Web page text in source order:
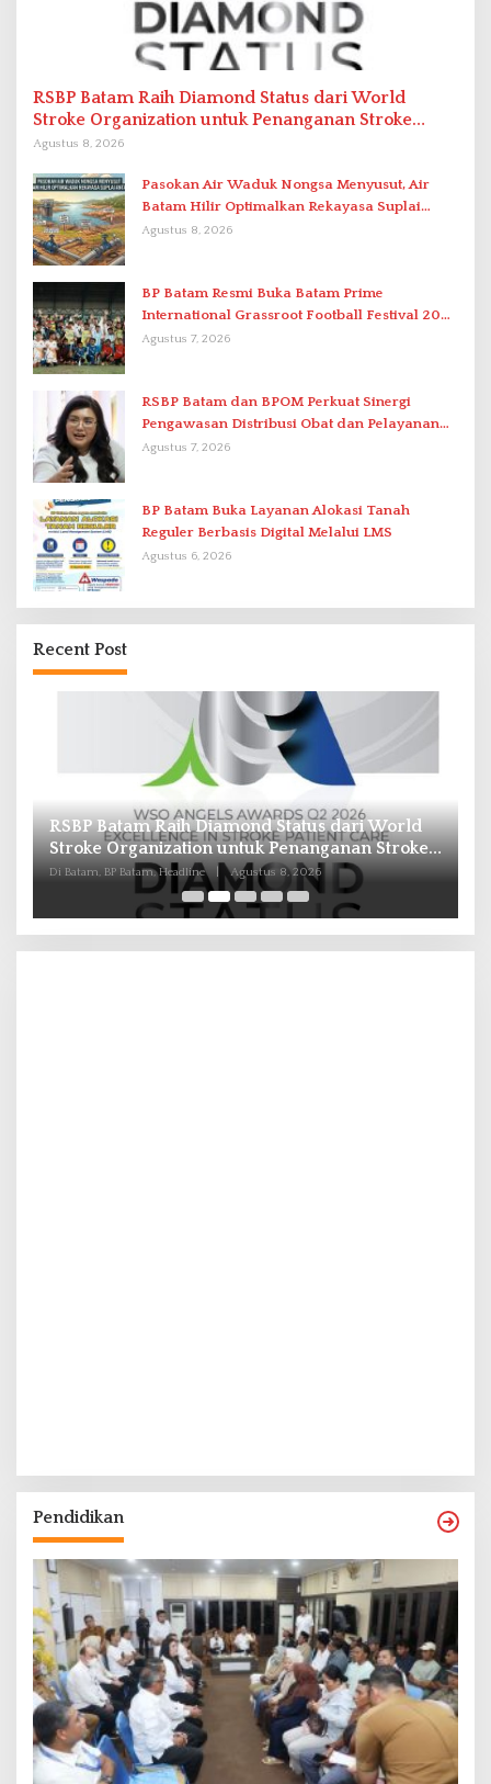
RSBP Batam Raih Diamond Status dari World
Stroke Organization untuk Penanganan Stroke
Berstandar Internasional
Agustus 8, 2026
Pasokan Air Waduk Nongsa Menyusut, Air
Batam Hilir Optimalkan Rekayasa Suplai
Antar-IPAM
Agustus 8, 2026
BP Batam Resmi Buka Batam Prime
International Grassroot Football Festival 2026
di Stadion Temenggung Abdul Jamal
Agustus 7, 2026
RSBP Batam dan BPOM Perkuat Sinergi
Pengawasan Distribusi Obat dan Pelayanan
Kefarmasian
Agustus 7, 2026
BP Batam Buka Layanan Alokasi Tanah
Reguler Berbasis Digital Melalui LMS
Agustus 6, 2026
Recent Post
RSBP Batam Raih Diamond Status dari World
Stroke Organization untuk Penanganan Stroke
Berstandar Internasional
Di Batam, BP Batam, Headline Agustus 8, 2026
Pendidikan